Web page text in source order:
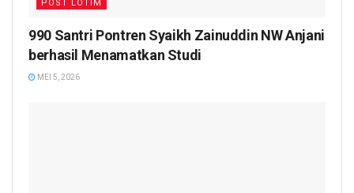
POST LOTIM
990 Santri Pontren Syaikh Zainuddin NW Anjani
berhasil Menamatkan Studi
MEI 5, 2026